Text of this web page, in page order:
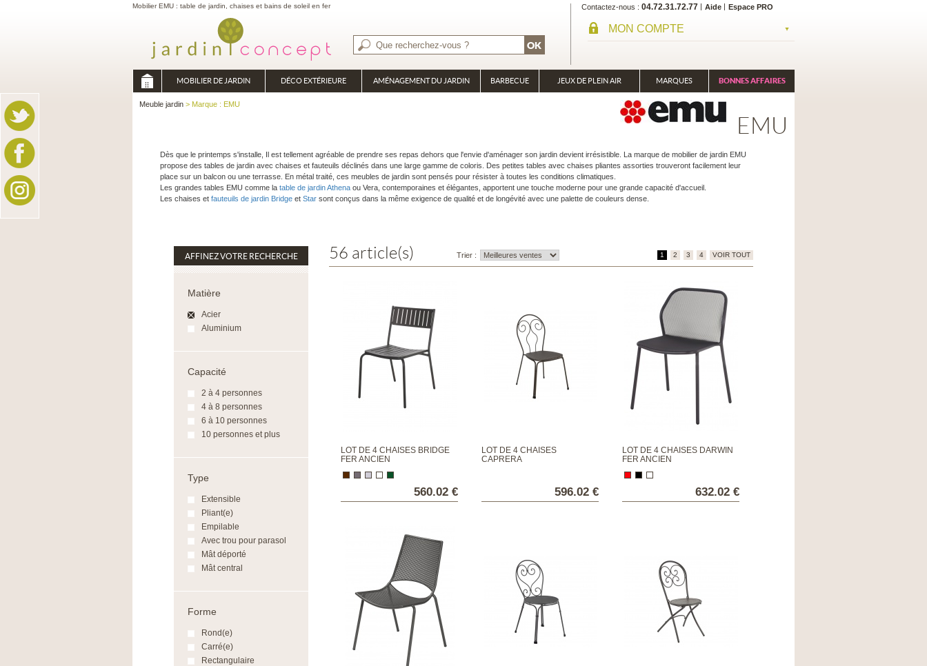
Mobilier EMU : table de jardin, chaises et bains de soleil en fer Contactez-nous 04.72.31.72.77 Aide Espace PRO
MON COMPTE
MOBILIER DE JARDIN DÉCO EXTÉRIEURE AMÉNAGEMENT DU JARDIN BARBECUE JEUX DE PLEIN AIR MARQUES BONNES AFFAIRES
Meuble jardin > Marque : EMU
EMU
Dès que le printemps s'installe, Il est tellement agréable de prendre ses repas dehors que l'envie d'aménager son jardin devient irrésistible. La marque de mobilier de jardin EMU
propose des tables de jardin avec chaises et fauteuils déclinés dans une large gamme de coloris. Des petites tables avec chaises pliantes assorties trouveront facilement leur
place sur un balcon ou une terrasse. En métal traité, ces meubles de jardin sont pensés pour résister à toutes les conditions climatiques.
Les grandes tables EMU comme la table de jardin Athena ou Vera, contemporaines et élégantes, apportent une touche moderne pour une grande capacité d'accueil.
Les chaises et fauteuils de jardin Bridge et Star sont conçus dans la même exigence de qualité et de longévité avec une palette de couleurs dense.
AFFINEZ VOTRE RECHERCHE
Matière
Acier
Aluminium
Capacité
2 à 4 personnes
4 à 8 personnes
6 à 10 personnes
10 personnes et plus
Type
Extensible
Pliant(e)
Empilable
Avec trou pour parasol
Mât déporté
Mât central
Forme
Rond(e)
Carré(e)
Rectangulaire
56 article(s) Trier : 1 2 3 4 VOIR TOUT
LOT DE 4 CHAISES BRIDGE
FER ANCIEN
560.02 €
LOT DE 4 CHAISES
CAPRERA
596.02 €
LOT DE 4 CHAISES DARWIN
FER ANCIEN
632.02 €